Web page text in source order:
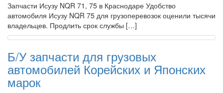
Запчасти Исузу NQR 71, 75 в Краснодаре Удобство
автомобиля Исузу NQR 75 для грузоперевозок оценили тысячи
владельцев. Продлить срок службы […]
Б/У запчасти для грузовых
автомобилей Корейских и Японских
марок